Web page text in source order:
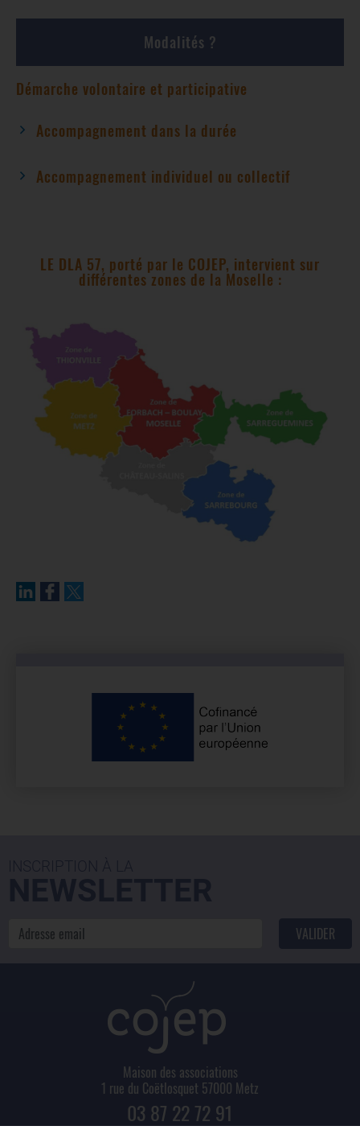
Modalités ?
Démarche volontaire et participative
Accompagnement dans la durée
Accompagnement individuel ou collectif
LE DLA 57, porté par le COJEP, intervient sur
différentes zones de la Moselle :
VALIDER
Maison des associations
1 rue du Coëtlosquet 57000 Metz
03 87 22 72 91